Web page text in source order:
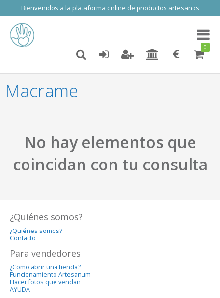
Bienvenidos a la plataforma online de productos artesanos
Toggle
0
Macrame
No hay elementos que
coincidan con tu consulta
¿Quiénes somos?
¿Quiénes somos?
Contacto
Para vendedores
¿Cómo abrir una tienda?
Funcionamiento Artesanum
Hacer fotos que vendan
AYUDA